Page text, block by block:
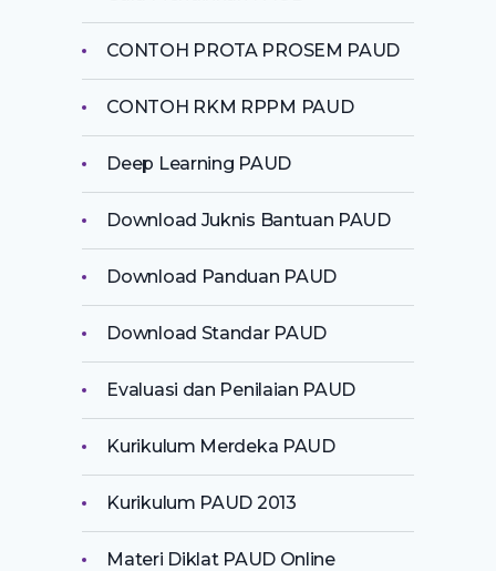
CONTOH PROTA PROSEM PAUD
CONTOH RKM RPPM PAUD
Deep Learning PAUD
Download Juknis Bantuan PAUD
Download Panduan PAUD
Download Standar PAUD
Evaluasi dan Penilaian PAUD
Kurikulum Merdeka PAUD
Kurikulum PAUD 2013
Materi Diklat PAUD Online